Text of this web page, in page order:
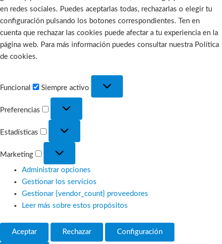
en redes sociales. Puedes aceptarlas todas, rechazarlas o elegir tu
configuración pulsando los botones correspondientes. Ten en
cuenta que rechazar las cookies puede afectar a tu experiencia en la
página web. Para más información puedes consultar nuestra Política
de cookies.
Funcional Siempre activo
Preferencias
Estadísticas
Marketing
Administrar opciones
Gestionar los servicios
Gestionar {vendor_count} proveedores
Leer más sobre estos propósitos
Aceptar Rechazar Configuración